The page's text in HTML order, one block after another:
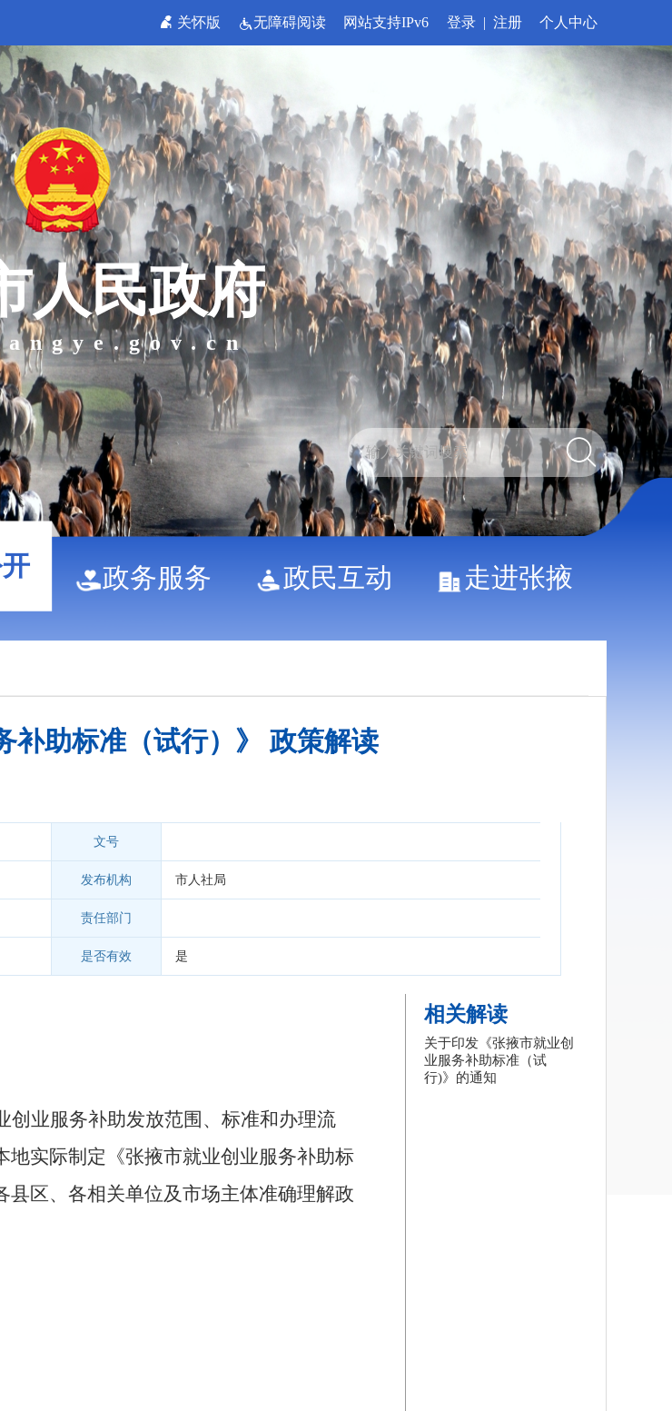
关怀版 无障碍阅读 网站支持IPv6 登录 | 注册 个人中心
人民政府
政务服务 政民互动 走进张掖
补助标准（试行）》 政策解读
文号
发布机构 市人社局
责任部门
是否有效 是
创业服务补助发放范围、标准和办理流
实际制定《张掖市就业创业服务补助标
区、各相关单位及市场主体准确理解政
相关解读
关于印发《张掖市就业创
业服务补助标准（试
行)》的通知